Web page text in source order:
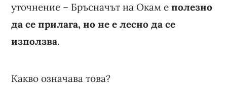
уточнение – Бръсначът на Окам еполезно
да се прилага, но не е лесно да се
използва.
Какво означава това?